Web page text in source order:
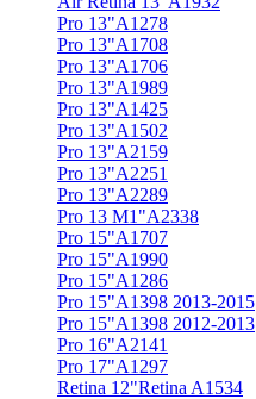
Pro 13"A1278
Pro 13"A1708
Pro 13"A1706
Pro 13"A1989
Pro 13"A1425
Pro 13"A1502
Pro 13"A2159
Pro 13"A2251
Pro 13"A2289
Pro 13 M1"A2338
Pro 15"A1707
Pro 15"A1990
Pro 15"A1286
Pro 15"A1398 2013-2015
Pro 15"A1398 2012-2013
Pro 16"A2141
Pro 17"A1297
Retina 12"Retina A1534